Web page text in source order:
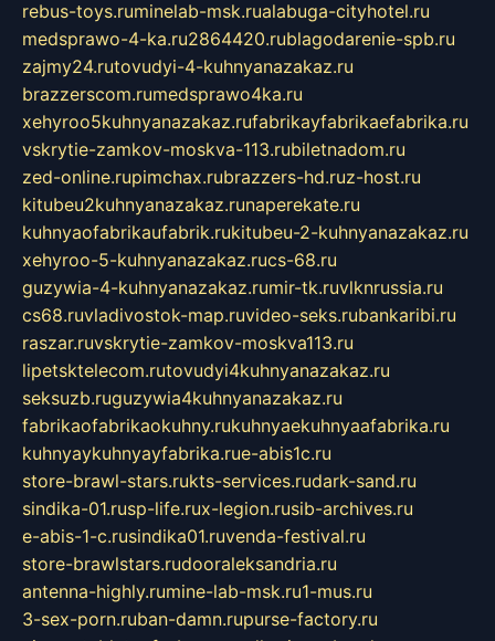
rebus-toys.ruminelab-msk.rualabuga-cityhotel.ru
medsprawo-4-ka.ru2864420.rublagodarenie-spb.ru
zajmy24.rutovudyi-4-kuhnyanazakaz.ru
brazzerscom.rumedsprawo4ka.ru
xehyroo5kuhnyanazakaz.rufabrikayfabrikaefabrika.ru
vskrytie-zamkov-moskva-113.rubiletnadom.ru
zed-online.rupimchax.rubrazzers-hd.ruz-host.ru
kitubeu2kuhnyanazakaz.runaperekate.ru
kuhnyaofabrikaufabrik.rukitubeu-2-kuhnyanazakaz.ru
xehyroo-5-kuhnyanazakaz.rucs-68.ru
guzywia-4-kuhnyanazakaz.rumir-tk.ruvlknrussia.ru
cs68.ruvladivostok-map.ruvideo-seks.rubankaribi.ru
raszar.ruvskrytie-zamkov-moskva113.ru
lipetsktelecom.rutovudyi4kuhnyanazakaz.ru
seksuzb.ruguzywia4kuhnyanazakaz.ru
fabrikaofabrikaokuhny.rukuhnyaekuhnyaafabrika.ru
kuhnyaykuhnyayfabrika.rue-abis1c.ru
store-brawl-stars.rukts-services.rudark-sand.ru
sindika-01.rusp-life.rux-legion.rusib-archives.ru
e-abis-1-c.rusindika01.ruvenda-festival.ru
store-brawlstars.rudooraleksandria.ru
antenna-highly.rumine-lab-msk.ru1-mus.ru
3-sex-porn.ruban-damn.rupurse-factory.ru